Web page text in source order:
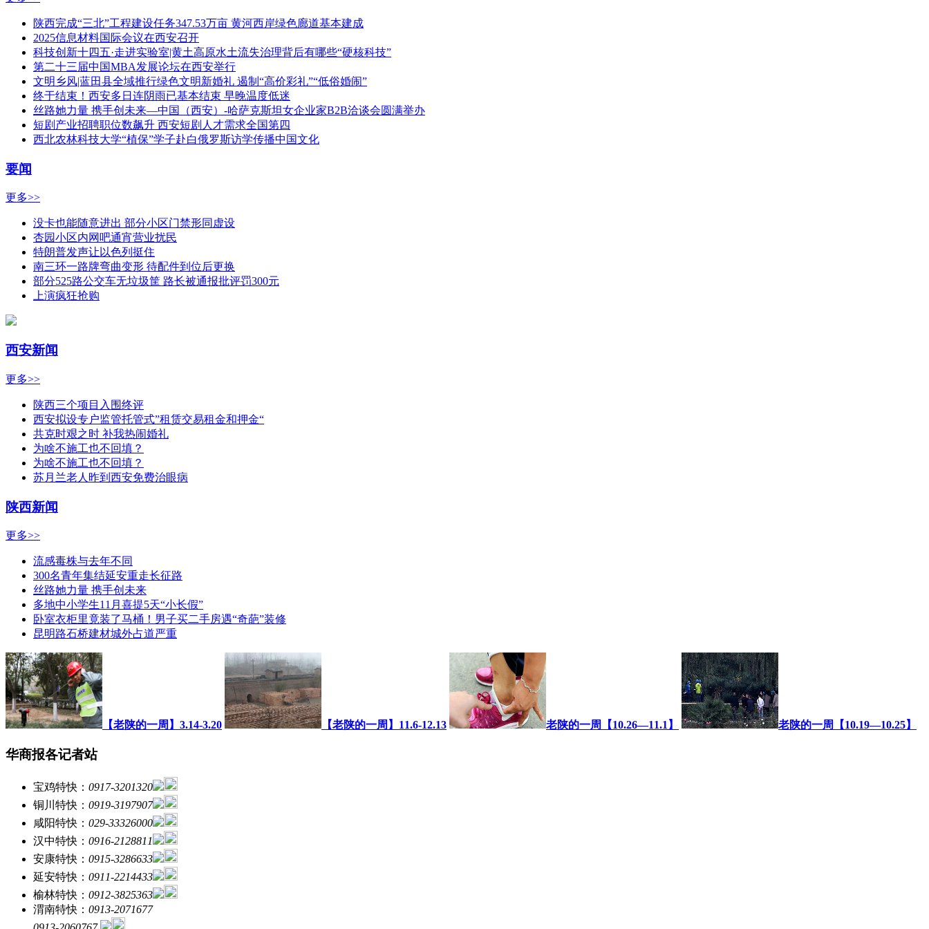
陕西完成“三北”工程建设任务347.53万亩 黄河西岸绿色廊道基本建成
2025信息材料国际会议在西安召开
科技创新十四五·走进实验室|黄土高原水土流失治理背后有哪些“硬核科技”
第二十三届中国MBA发展论坛在西安举行
文明乡风|蓝田县全域推行绿色文明新婚礼 遏制“高价彩礼”“低俗婚闹”
终于结束！西安多日连阴雨已基本结束 早晚温度低迷
丝路她力量 携手创未来—中国（西安）-哈萨克斯坦女企业家B2B洽谈会圆满举办
短剧产业招聘职位数飙升 西安短剧人才需求全国第四
西北农林科技大学“植保”学子赴白俄罗斯访学传播中国文化
要闻
更多>>
没卡也能随意进出 部分小区门禁形同虚设
杏园小区内网吧通宵营业扰民
特朗普发声让以色列挺住
南三环一路牌弯曲变形 待配件到位后更换
部分525路公交车无垃圾筐 路长被通报批评罚300元
上演疯狂抢购
西安新闻
更多>>
陕西三个项目入围终评
西安拟设专户监管托管式”租赁交易租金和押金“
共克时艰之时 补我热闹婚礼
为啥不施工也不回填？
为啥不施工也不回填？
苏月兰老人昨到西安免费治眼病
陕西新闻
更多>>
流感毒株与去年不同
300名青年集结延安重走长征路
丝路她力量 携手创未来
多地中小学生11月喜提5天“小长假”
卧室衣柜里竟装了马桶！男子买二手房遇“奇葩”装修
昆明路石桥建材城外占道严重
【老陕的一周】3.14-3.20 【老陕的一周】11.6-12.13 老陕的一周【10.26—11.1】 老陕的一周【10.19—10.25】
华商报各记者站
宝鸡特快： 0917-3201320
铜川特快： 0919-3197907
咸阳特快： 029-33326000
汉中特快： 0916-2128811
安康特快： 0915-3286633
延安特快： 0911-2214433
榆林特快： 0912-3825363
渭南特快： 0913-2071677